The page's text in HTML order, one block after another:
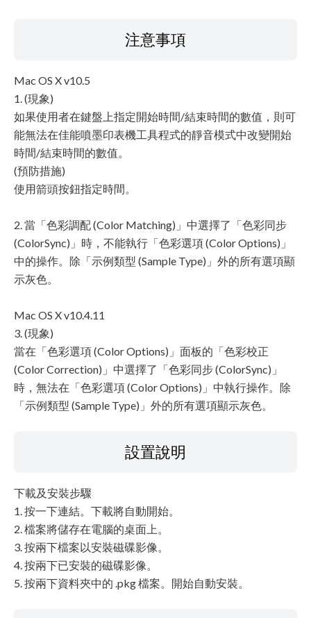
注意事項
Mac OS X v10.5
1. (現象)
如果使用者在鍵盤上指定開始時間/結束時間的數值，則可
能無法在佳能噴墨印表機工具程式的靜音模式中改變開始
時間/結束時間的數值。
(預防措施)
使用箭頭按鈕指定時間。
2. 當「色彩調配 (Color Matching)」中選擇了「色彩同步
(ColorSync)」時，不能執行「色彩選項 (Color Options)」
中的操作。除「示例類型 (Sample Type)」外的所有選項顯
示灰色。
Mac OS X v10.4.11
3. (現象)
當在「色彩選項 (Color Options)」面板的「色彩校正
(Color Correction)」中選擇了「色彩同步 (ColorSync)」
時，無法在「色彩選項 (Color Options)」中執行操作。除
「示例類型 (Sample Type)」外的所有選項顯示灰色。
設置說明
下載及安裝步驟
1. 按一下連結。下載將自動開始。
2. 檔案將儲存在電腦的桌面上。
3. 按兩下檔案以安裝磁碟影像。
4. 按兩下已安裝的磁碟影像。
5. 按兩下資料夾中的 .pkg 檔案。開始自動安裝。